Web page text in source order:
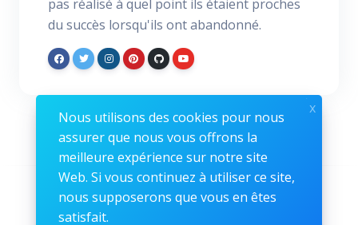
pas réalisé à quel point ils étaient proches
du succès lorsqu'ils ont abandonné.
Suivez-nous
Nous utilisons des cookies pour nous
assurer que nous vous offrons la
meilleure expérience sur notre site
Web. Si vous continuez à utiliser ce site,
nous supposerons que vous en êtes
satisfait.
x